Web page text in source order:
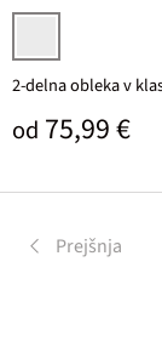
črna
2-delna obleka v
Običajna cena
od 75,99 €
Prejšnja